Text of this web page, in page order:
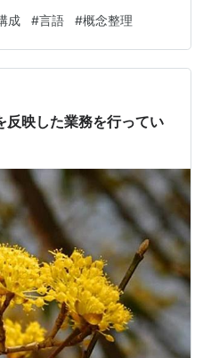
6.概念の整理」について紹
ては，これまでの序章の記
すが，ここまでの書きぶり
うと言われるほど，序章が
ここまでの論述でこれから
成 #言語 #概念整理
反映した業務を行ってい